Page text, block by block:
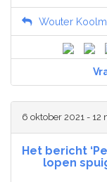
Wouter
6 oktober 2021 - 12
Het bericht
lopen